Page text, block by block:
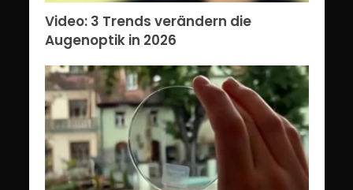
Video: 3 Trends verändern die
Augenoptik in 2026